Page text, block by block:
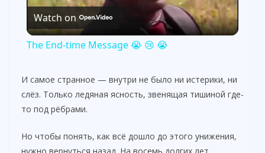
y
V
Watch on
The End-time Message 😭 😢 😭
И самое странное — внутри не было ни истерики, ни
слёз. Только ледяная ясность, звенящая тишиной где-
то под рёбрами.
Но чтобы понять, как всё дошло до этого унижения,